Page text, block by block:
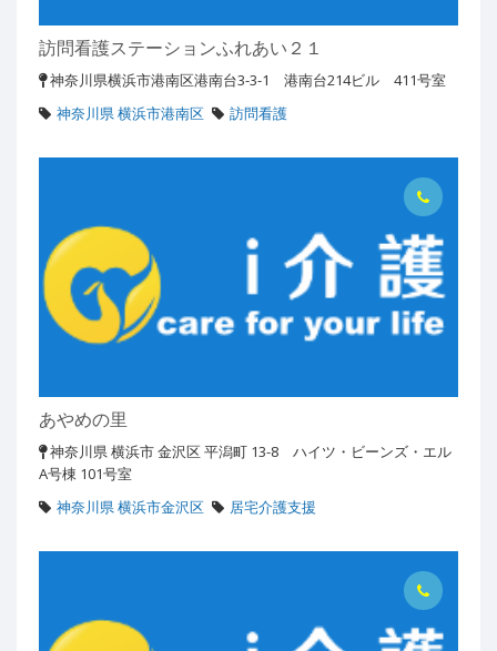
訪問看護ステーションふれあい２１
神奈川県横浜市港南区港南台3-3-1 港南台214ビル 411号室
神奈川県 横浜市港南区
訪問看護
あやめの里
神奈川県 横浜市 金沢区 平潟町 13-8 ハイツ・ビーンズ・エル
A号棟 101号室
神奈川県 横浜市金沢区
居宅介護支援